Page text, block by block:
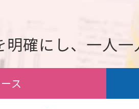
確にし、一人
ス